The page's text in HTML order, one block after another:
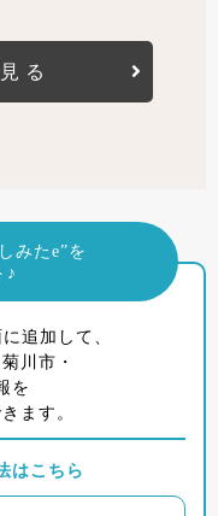
る
みたe”を
♪
追加して、
川市・
を
ます。
はこちら